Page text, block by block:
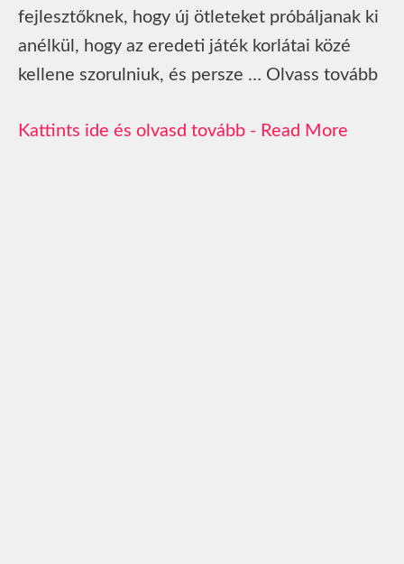
fejlesztőknek, hogy új ötleteket próbáljanak ki
anélkül, hogy az eredeti játék korlátai közé
kellene szorulniuk, és persze … Olvass tovább
Read More